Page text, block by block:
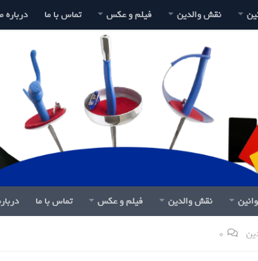
نقش والدین فیلم و عکس تماس با ما درباره
نقش والدین فیلم و عکس تماس با ما
0